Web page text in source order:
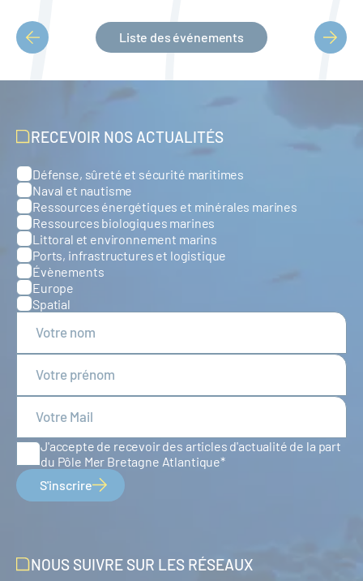
PAGINATION
Liste des événements
RECEVOIR NOS ACTUALITÉS
Catégories
Défense, sûreté et sécurité maritimes
Naval et nautisme
Ressources énergétiques et minérales marines
Ressources biologiques marines
Littoral et environnement marins
Ports, infrastructures et logistique
Évènements
Europe
Spatial
J'accepte de recevoir des articles d'actualité de la part
du Pôle Mer Bretagne Atlantique
S'inscrire
NOUS SUIVRE SUR LES RÉSEAUX